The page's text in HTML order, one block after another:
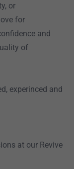
or
for
and
of
experinced and
at our Revive